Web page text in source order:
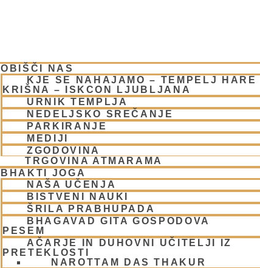
OBIŠČI NAS
KJE SE NAHAJAMO – TEMPELJ HARE
KRIŠNA – ISKCON LJUBLJANA
URNIK TEMPLJA
NEDELJSKO SREČANJE
PARKIRANJE
MEDIJI
ZGODOVINA
TRGOVINA ATMARAMA
BHAKTI JOGA
NAŠA UČENJA
BISTVENI NAUKI
ŠRILA PRABHUPADA
BHAGAVAD GITA GOSPODOVA
PESEM
AČARJE IN DUHOVNI UČITELJI IZ
PRETEKLOSTI
NAROTTAM DAS THAKUR